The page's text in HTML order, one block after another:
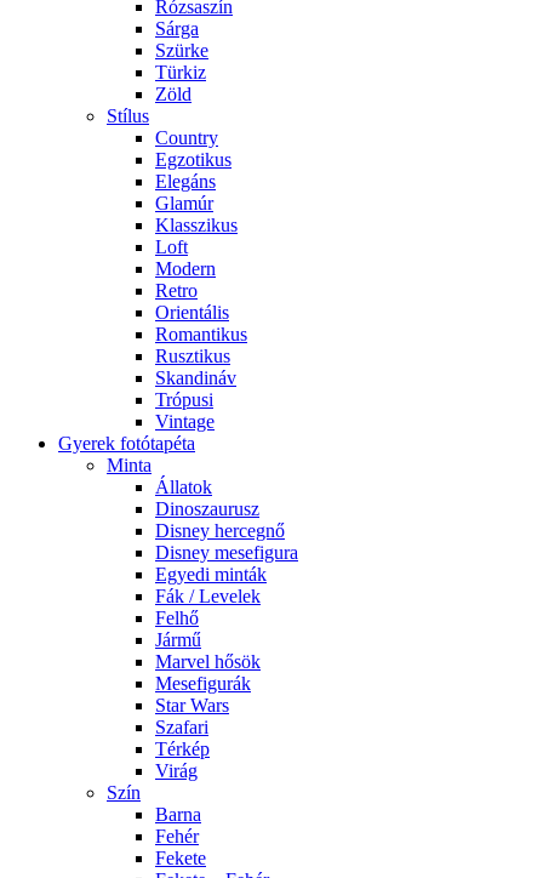
Rózsaszín
Sárga
Szürke
Türkiz
Zöld
Stílus
Country
Egzotikus
Elegáns
Glamúr
Klasszikus
Loft
Modern
Retro
Orientális
Romantikus
Rusztikus
Skandináv
Trópusi
Vintage
Gyerek fotótapéta
Minta
Állatok
Dinoszaurusz
Disney hercegnő
Disney mesefigura
Egyedi minták
Fák / Levelek
Felhő
Jármű
Marvel hősök
Mesefigurák
Star Wars
Szafari
Térkép
Virág
Szín
Barna
Fehér
Fekete